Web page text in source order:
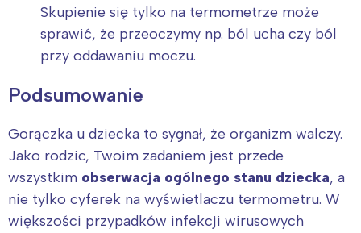
Skupienie się tylko na termometrze może
sprawić, że przeoczymy np. ból ucha czy ból
przy oddawaniu moczu.
Podsumowanie
Gorączka u dziecka to sygnał, że organizm walczy.
Jako rodzic, Twoim zadaniem jest przede
wszystkim obserwacja ogólnego stanu dziecka, a
nie tylko cyferek na wyświetlaczu termometru. W
większości przypadków infekcji wirusowych